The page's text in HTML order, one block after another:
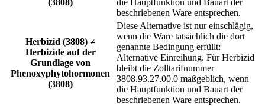
(3808)
die Hauptfunktion und Bauart der
beschriebenen Ware entsprechen.
Herbizid (3808) ≠
Herbizide auf der
Grundlage von
Phenoxyphytohormonen
(3808)
Diese Alternative ist nur einschlägig,
wenn die Ware tatsächlich die dort
genannte Bedingung erfüllt:
Alternative Einreihung. Für Herbizid
bleibt die Zolltarifnummer
3808.93.27.00.0 maßgeblich, wenn
die Hauptfunktion und Bauart der
beschriebenen Ware entsprechen.